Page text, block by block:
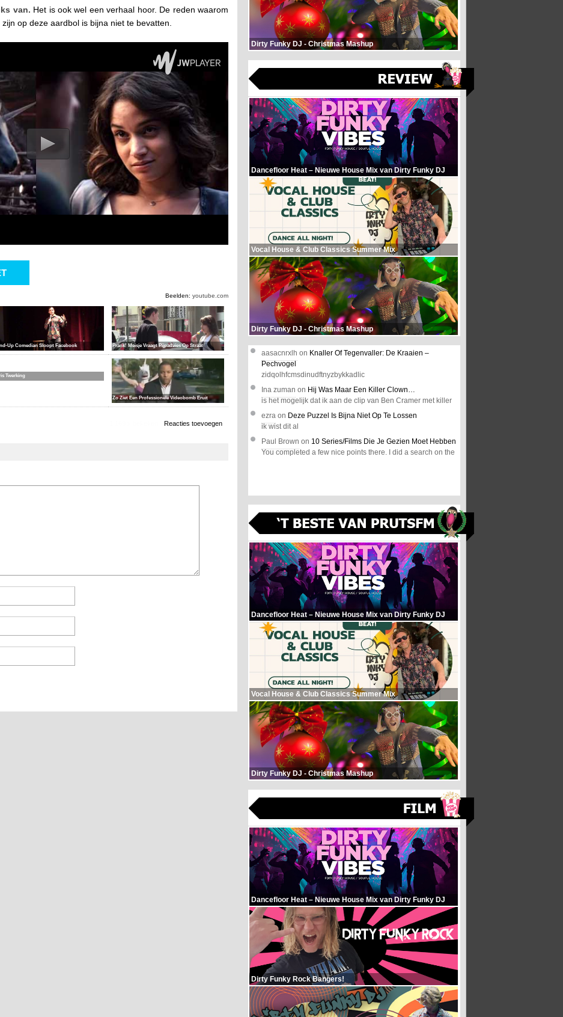
van. Het is ook wel een verhaal hoor. De reden waarom
op deze aardbol is bijna niet te bevatten.
Beelden: youtube.com
Up Comedian Sloopt Facebook Prank! Meisje Vraagt Pijpadvies Op Straat
Twerking
Zo Ziet Een Professionele Videobomb Eruit
Reacties toevoegen
Dirty Funky DJ - Christmas Mashup
Dancefloor Heat – Nieuwe House Mix van Dirty Funky DJ
Vocal House & Club Classics Summer Mix
Dirty Funky DJ - Christmas Mashup
aasacnrxlh on Knaller Of Tegenvaller: De Kraaien –
Pechvogel
zidqolhfcmsdinudftnyzbykkadlic
Ina zuman on Hij Was Maar Een Killer Clown…
is het mogelijk dat ik aan de clip van Ben Cramer met killer
ezra on Deze Puzzel Is Bijna Niet Op Te Lossen
ik wist dit al
Paul Brown on 10 Series/Films Die Je Gezien Moet Hebben
You completed a few nice points there. I did a search on the
Dancefloor Heat – Nieuwe House Mix van Dirty Funky DJ
Vocal House & Club Classics Summer Mix
Dirty Funky DJ - Christmas Mashup
Dancefloor Heat – Nieuwe House Mix van Dirty Funky DJ
Dirty Funky Rock Bangers!